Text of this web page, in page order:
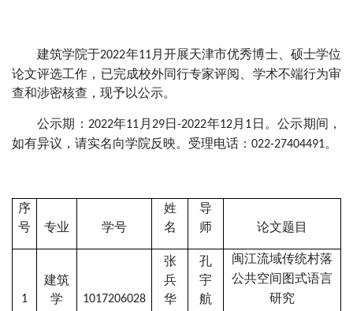
建筑学院于2022年11 月开展天津市优秀博士、硕士学位
论文评选工作，已完成校外同行专家评阅、学术不端行为审
查和涉密核查，现予以公示。
公示期： 2022年11 月 29日-2022年12月 1 日。公示期间，
如有异议，请实名向学院反映。受理电话： 022-27404491。
序
号
专业 学号
姓
名
导
师
论文题目
1
建筑
学
1017206028
张
兵
华
孔
宇
航
闽江流域传统村落
公共空间图式语言
研究